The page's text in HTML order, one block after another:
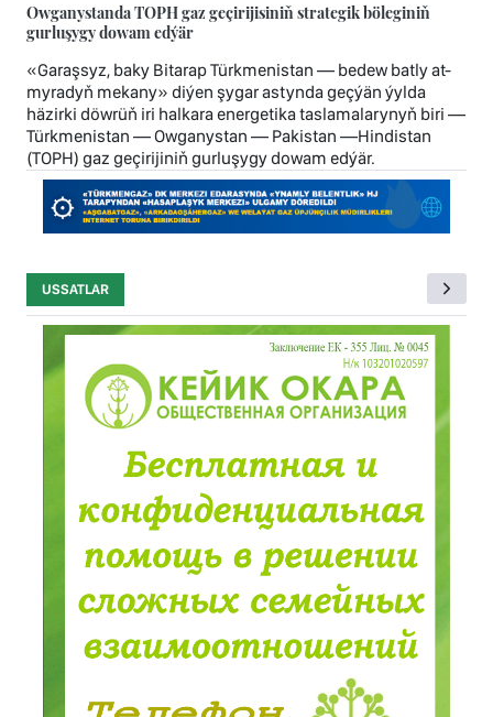
Owganystanda TOPH gaz geçirijisiniň strategik böleginiň
gurluşygy dowam edýär
«Garaşsyz, baky Bitarap Türkmenistan — bedew batly at-
myradyň mekany» diýen şygar astynda geçýän ýylda
häzirki döwrüň iri halkara energetika taslamalarynyň biri —
Türkmenistan — Owganystan — Pakistan —Hindistan
(TOPH) gaz geçirijiniň gurluşygy dowam edýär.
USSATLAR